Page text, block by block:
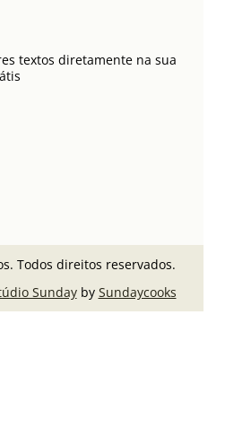
textos diretamente na sua
Todos direitos reservados.
Sundayby Sundaycooks